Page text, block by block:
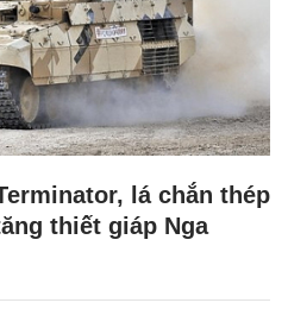
lá chắn thép
thiết giáp Nga